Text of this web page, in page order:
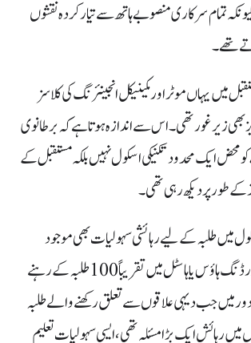
تمام سرکاری منصوبے ہاتھ سے تیار کردہ نقشوں
تھے۔
میں یہاں موٹر اور مکینیکل انجینئرنگ کی کلاسز
زیر غور تھی۔ اس سے اندازہ ہوتا ہے کہ برطانوی
ایک محدود تکنیکی اسکول نہیں بلکہ مستقبل کے
کے طور پر دیکھ رہی تھی۔
میں طلبہ کے لیے رہائشی سہولیات بھی موجود
تھیں۔ اسکول کے بورڈنگ ہاؤس یا ہاسٹل میں تقریباً 100 طلبہ کے رہنے
میں جب دیہی علاقوں سے تعلق رکھنے والے طلبہ
رہائش ایک بڑا مسئلہ تھی، ایسی سہولیات تعلیم